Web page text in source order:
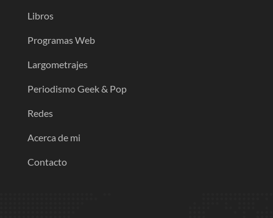
Libros
Programas Web
Largometrajes
Periodismo Geek & Pop
Redes
Acerca de mi
Contacto